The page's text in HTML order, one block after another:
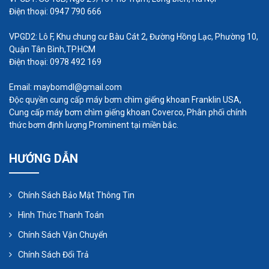
Trong kết luận, máy bơm bánh răng có thể vận
chuyển các chất lỏng có độ nhớt cao, nhưng cần
phải tuân thủ đúng nguyên tắc và điều kiện hoạt
động. Việc lựa chọn và sử dụng máy bơm phù hợp
Điện thoại: 0947 790 666
VPGD2: Lô F, Khu chung cư Bàu Cát 2, Đường Hồng Lạc, Phường 10,
Quận Tân Bình,TP.HCM
Điện thoại: 0978 492 169
Email: maybomdl@gmail.com
Độc quyền cung cấp máy bơm chìm giếng khoan Franklin USA,
Cung cấp máy bơm chìm giếng khoan Coverco, Phân phối chính
thức bơm định lượng Prominent tại miền bắc.
HƯỚNG DẪN
Chính Sách Bảo Mật Thông Tin
Hình Thức Thanh Toán
Chính Sách Vận Chuyển
Chính Sách Đổi Trả